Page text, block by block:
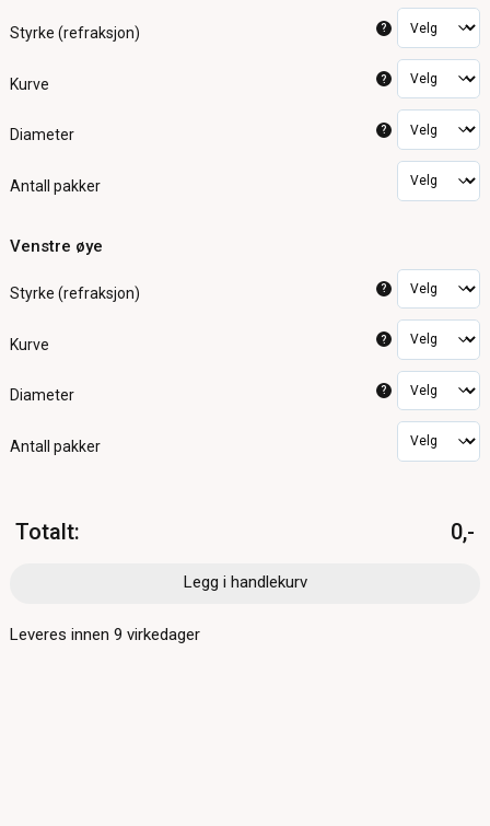
Styrke (refraksjon) ?
Kurve ?
Diameter ?
Antall pakker
Venstre øye
Styrke (refraksjon) ?
Kurve ?
Diameter ?
Antall pakker
Totalt: 0,-
Legg i handlekurv
Leveres innen9 virkedager